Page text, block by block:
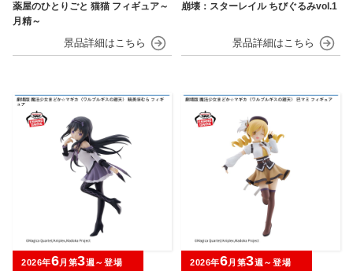
薬屋のひとりごと 猫猫 フィギュア～
月精～
崩壊：スターレイル ちびぐるみvol.1
2026年6月第3週～登場 2026年6月第3週～登場